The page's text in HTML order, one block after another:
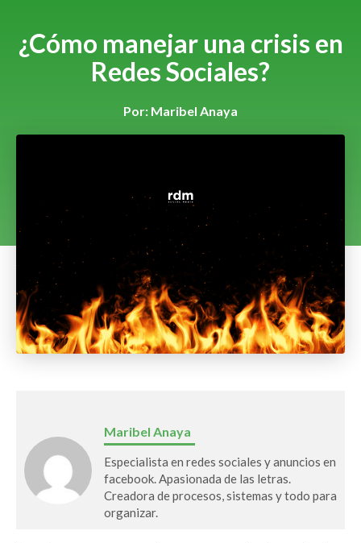
¿Cómo manejar una crisis en
Redes Sociales?
Por: Maribel Anaya
Maribel Anaya
Especialista en redes sociales y anuncios en
facebook. Apasionada de las letras.
Creadora de procesos, sistemas y todo para
organizar.